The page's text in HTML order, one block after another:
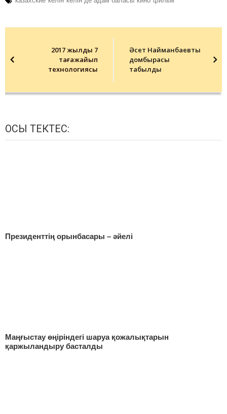
navigation2017 жылдың 7
таңғажайып
технологиясы
Әсет Найманбаевтың
домбырасы
табылды
ОСЫ ТЕКТЕС:
Президенттің орынбасары – әйелі
Маңғыстау өңіріндегі шаруа қожалықтарын
қаржыландыру басталды